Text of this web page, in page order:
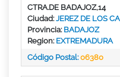
CTRA.DE BADAJOZ,14
Ciudad:JEREZ DE LOS
Provincia: BADAJOZ
Region: EXTREMADURA
Código Postal:06380